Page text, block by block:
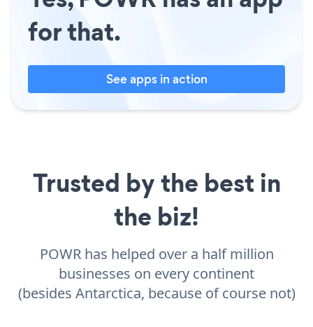
for that.
See apps in action
Trusted by the best in
the biz!
POWR has helped over a half million
businesses on every continent
(besides Antarctica, because of course not)